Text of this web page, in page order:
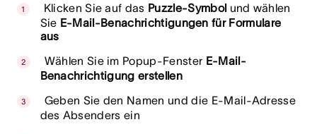
Klicken Sie auf das Puzzle-Symbolund wählen
Sie E-Mail-Benachrichtigungen für Formulare
aus
Wählen Sie im Popup-Fenster E-Mail-
Benachrichtigung erstellen
Geben Sie den Namen und die E-Mail-Adresse
des Absenders ein